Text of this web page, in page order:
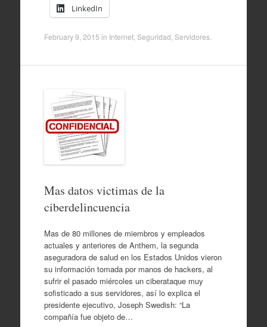
LinkedIn
February 9, 2015 in Internet, Seguridad Servidores.
Mas datos victimas de la
ciberdelincuencia
Mas de 80 millones de miembros y empleados
actuales y anteriores de Anthem, la segunda
aseguradora de salud en los Estados Unidos vieron
su información tomada por manos de hackers, al
sufrir el pasado miércoles un ciberataque muy
sofisticado a sus servidores, así lo explica el
presidente ejecutivo, Joseph Swedish: “La
compañía fue objeto de…